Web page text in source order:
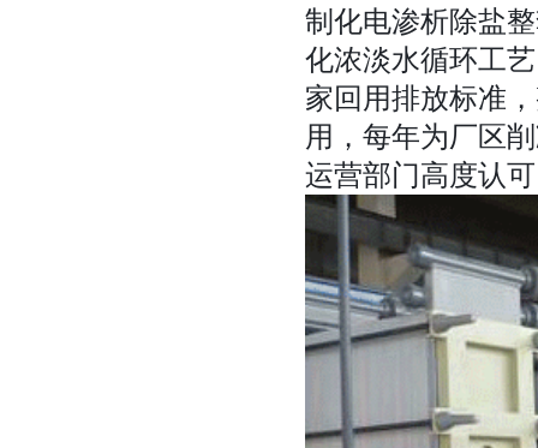
制化电渗析除盐
化浓淡水循环工
家回用排放标准
用，每年为厂区
运营部门高度认